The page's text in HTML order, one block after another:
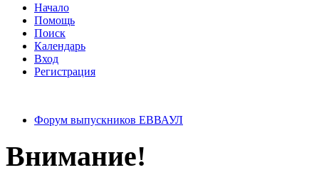
Начало
Помощь
Поиск
Календарь
Вход
Регистрация
Форум выпускников ЕВВАУЛ
Внимание!